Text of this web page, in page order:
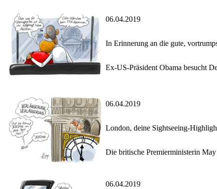
06.04.2019
In Erinnerung an die gute,
Ex-US-Präsident Obama besucht
06.04.2019
London, deine Sightseeing-
Die britische Premierministerin
06.04.2019